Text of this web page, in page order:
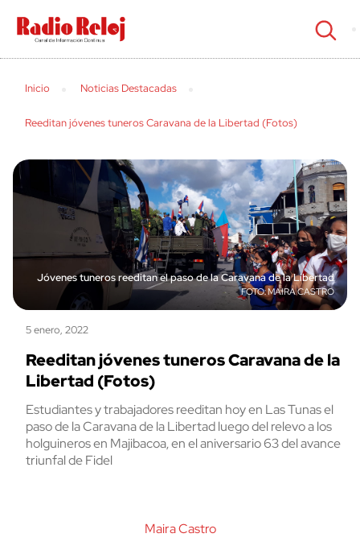
cerrar
Inicio Noticias Destacadas
Reeditan jóvenes tuneros Caravana de la Libertad (Fotos)
Jóvenes tuneros reeditan el paso de la Caravana de la Libertad
MAIRA CASTRO
5 enero, 2022
Reeditan jóvenes tuneros Caravana de la
Libertad (Fotos)
Estudiantes y trabajadores reeditan hoy en Las Tunas el
paso de la Caravana de la Libertad luego del relevo a los
holguineros en Majibacoa, en el aniversario 63 del avance
triunfal de Fidel
Maira Castro